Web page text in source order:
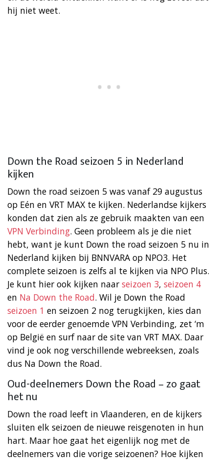
hij niet weet.
Down the Road seizoen 5 in Nederland
kijken
Down the road seizoen 5 was vanaf 29 augustus
op Eén en VRT MAX te kijken. Nederlandse kijkers
konden dat zien als ze gebruik maakten van een
VPN Verbinding. Geen probleem als je die niet
hebt, want je kunt Down the road seizoen 5 nu in
Nederland kijken bij BNNVARA op NPO3. Het
complete seizoen is zelfs al te kijken via NPO Plus.
Je kunt hier ook kijken naar seizoen 3, seizoen 4
en Na Down the Road. Wil je Down the Road
seizoen 1 en seizoen 2 nog terugkijken, kies dan
voor de eerder genoemde VPN Verbinding, zet ‘m
op België en surf naar de site van VRT MAX. Daar
vind je ook nog verschillende webreeksen, zoals
dus Na Down the Road.
Oud-deelnemers Down the Road – zo gaat
het nu
Down the road leeft in Vlaanderen, en de kijkers
sluiten elk seizoen de nieuwe reisgenoten in hun
hart. Maar hoe gaat het eigenlijk nog met de
deelnemers van die vorige seizoenen? Hoe kijken